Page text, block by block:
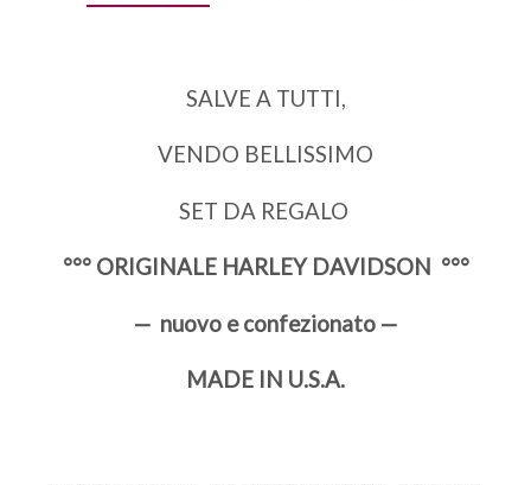
SALVE A TUTTI,
VENDO BELLISSIMO
SET DA REGALO
°°° ORIGINALE HARLEY DAVIDSON °°°
— nuovo e confezionato —
MADE IN U.S.A.